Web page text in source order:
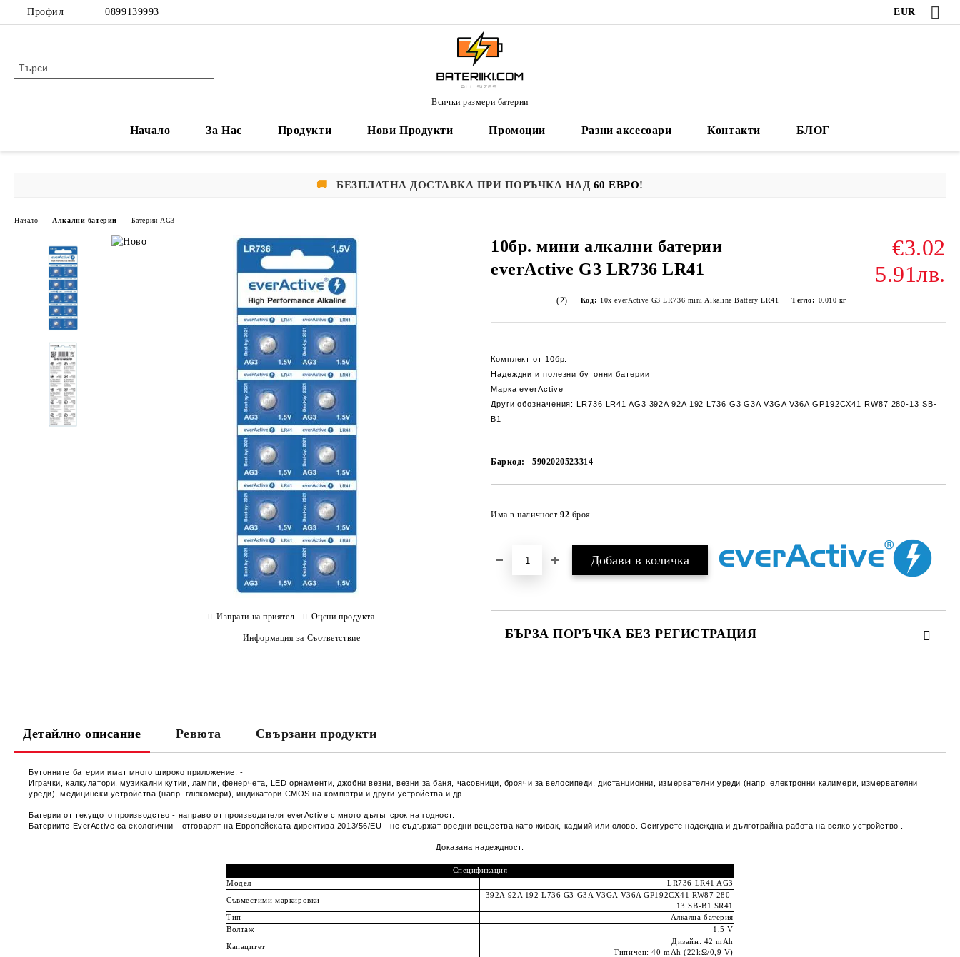
Профил 0899139993 EUR
Всички размери батерии
Начало За Нас Продукти Нови Продукти Промоции Разни аксесоари Контакти БЛОГ
🚚 БЕЗПЛАТНА ДОСТАВКА ПРИ ПОРЪЧКА НАД 60 ЕВРО!
Начало Алкални батерии Батерии AG3
10бр. мини алкални батерии
everActive G3 LR736 LR41
€3.02
5.91лв.
(2) Код: 10x everActive G3 LR736 mini Alkaline Battery LR41 Тегло: 0.010 кг
Комплект от 10бр.
Надеждни и полезни бутонни батерии
Марка everActive
Други обозначения: LR736 LR41 AG3 392A 92A 192 L736 G3 G3A V3GA V36A GP192CX41 RW87 280-13 SB-
B1
Баркод: 5902020523314
Има в наличност 92 броя
БЪРЗА ПОРЪЧКА БЕЗ РЕГИСТРАЦИЯ
Изпрати на приятел Оцени продукта
Информация за Съответствие
Детайлно описание Ревюта Свързани продукти
Бутонните батерии имат много широко приложение: -
Играчки, калкулатори, музикални кутии, лампи, фенерчета, LED орнаменти, джобни везни, везни за баня, часовници, броячи за велосипеди, дистанционни, измервателни уреди (напр. електронни калимери, измервателни
уреди), медицински устройства (напр. глюкомери), индикатори CMOS на компютри и други устройства и др.
Батерии от текущото производство - направо от производителя everActive с много дълъг срок на годност.
Батериите EverActive са екологични - отговарят на Европейската директива 2013/56/EU - не съдържат вредни вещества като живак, кадмий или олово. Осигурете надеждна и дълготрайна работа на всяко устройство
Доказана надеждност.
Спецификация
Модел
LR736 LR41 AG3
Съвместими маркировки
392A 92A 192 L736 G3 G3A V3GA V36A GP192CX41 RW87 280-
13 SB-B1 SR41
Тип
Алкална батерия
Волтаж
1,5 V
Капацитет
Дизайн: 42 mAh
Типичен: 40 mAh (22kΩ/0,9 V)